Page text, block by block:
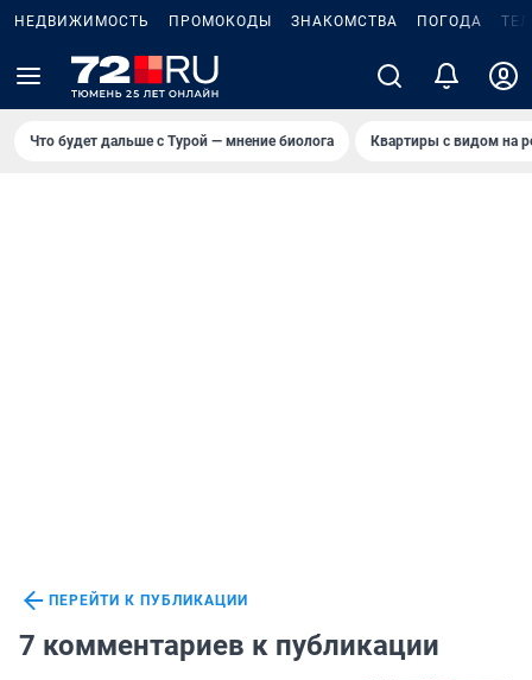
НЕДВИЖИМОСТЬ ПРОМОКОДЫ ЗНАКОМСТВА ПОГОДА
Что будет дальше с Турой — мнение биолога Квартиры с видом на
ПЕРЕЙТИ К ПУБЛИКАЦИИ
7 комментариев к публикации